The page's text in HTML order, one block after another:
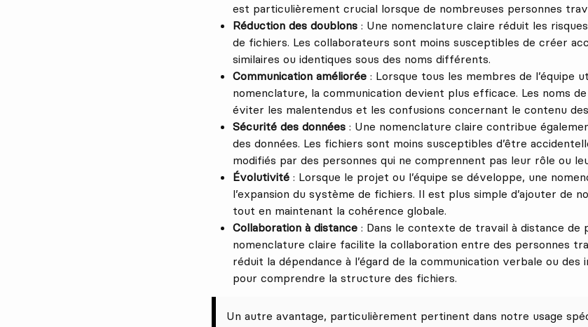
est particulièrement crucial lorsque de nombreuses personnes
Réduction des doublons : Une nomenclature claire réduit les
de fichiers. Les collaborateurs sont moins susceptibles de créer
similaires ou identiques sous des noms différents.
Communication améliorée : Lorsque tous les membres de l’équipe
nomenclature, la communication devient plus efficace. Les noms
éviter les malentendus et les confusions concernant le contenu
Sécurité des données : Une nomenclature claire contribue
des données. Les fichiers sont moins susceptibles d’être
modifiés par des personnes qui ne comprennent pas leur rôle ou
Évolutivité : Lorsque le projet ou l’équipe se développe, une
l’expansion du système de fichiers. Il est plus simple d’ajouter de
tout en maintenant la cohérence globale.
Collaboration à distance : Dans le contexte de travail à distance de
nomenclature claire facilite la collaboration entre des personnes
réduit la dépendance à l’égard de la communication verbale ou
pour comprendre la structure des fichiers.
Un autre avantage, particulièrement pertinent dans notre usage